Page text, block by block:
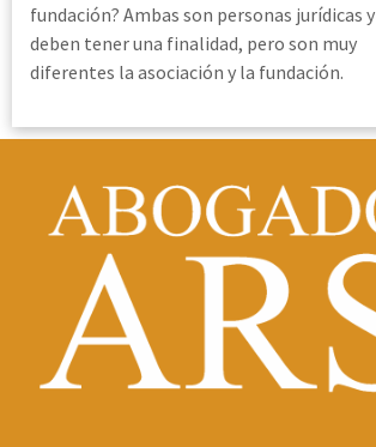
fundación? Ambas son personas jurídicas y
deben tener una finalidad, pero son muy
diferentes la asociación y la fundación.